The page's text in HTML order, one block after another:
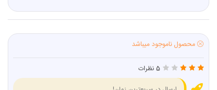
محصول ناموجود میباشد
5 نظرات